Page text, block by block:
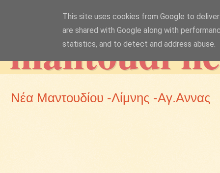
mantoudi
Νέα Μαντουδίου -Λίμνης -Αγ.Αννας
This site uses cookies from Google to
are shared with Google along with
statistics, and to detect and address abuse.